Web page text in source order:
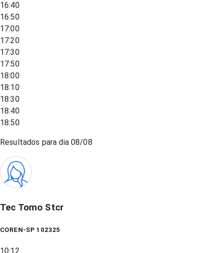
16:40
16:50
17:00
17:20
17:30
17:50
18:00
18:10
18:30
18:40
18:50
Resultados para dia08/08
Tec Tomo Stcr
COREN-SP 102325
10:12